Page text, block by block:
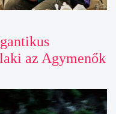
az Agymenők